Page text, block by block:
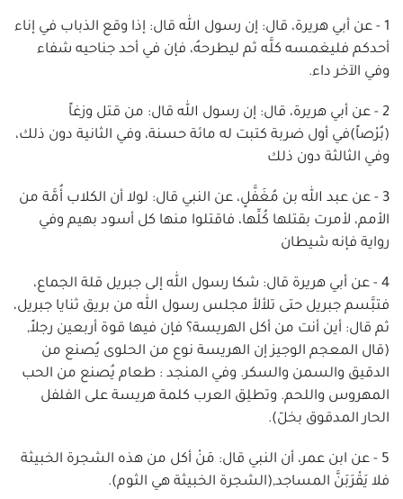
1 - عن أبي هريرة، قال: إن رسول الله قال: إذا وقع الذباب في إناء
أحدكم فليغمسه كلَّه ثم ليطرحهُ، فإن في أحد جناحيه شفاء
وفي الآخر داء.
2 - عن أبي هريرة، قال: إن رسول الله قال: من قتل وزغاً
(بُرْصاً)في أول ضربة كتبت له مائة حسنة، وفي الثانية دون ذلك،
وفي الثالثة دون ذلك
3 - عن عبد الله بن مُغَفَّلٍ، عن النبي قال: لولا أن الكلاب أُمَّة من
الأمم، لأمرت بقتلها كُلِّها، فاقتلوا منها كل أسود بهيم وفي
رواية فإنه شيطان
4 - عن أبي هريرة قال: شكا رسول الله إلى جبريل قلة الجماع،
فتبَّسم جبريل حتى تلألأ مجلس رسول الله من بريق ثنايا جبريل،
ثم قال: أين أنت من أكل الهريسة؟ فإن فيها قوة أربعين رجلاً,
(قال المعجم الوجيز إن الهريسة نوع من الحلوى يُصنع من
الدقيق والسمن والسكر. وفي المنجد : طعام يُصنع من الحب
المهروس واللحم. وتطلِق العرب كلمة هريسة على الفلفل
الحار المدقوق بخلّ).
5 - عن ابن عمر، أن النبي قال: مَنْ أكل من هذه الشجرة الخبيثة
فلا يَقْرَبَنَّ المساجد,(الشجرة الخبيثة هي الثوم).